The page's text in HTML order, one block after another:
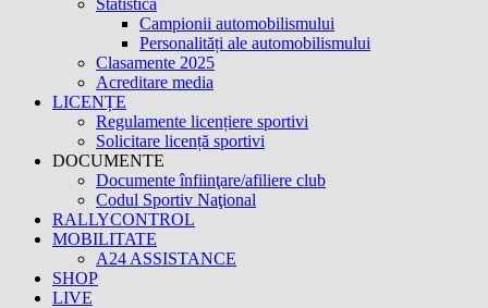
Statistică
Campionii automobilismului
Personalități ale automobilismului
Clasamente 2025
Acreditare media
LICENȚE
Regulamente licențiere sportivi
Solicitare licență sportivi
DOCUMENTE
Documente înfiinţare/afiliere club
Codul Sportiv Naţional
RALLYCONTROL
MOBILITATE
A24 ASSISTANCE
SHOP
LIVE